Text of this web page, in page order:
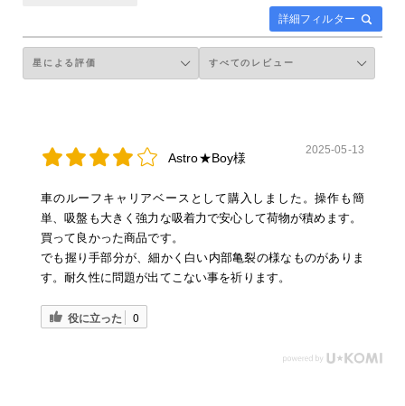
詳細フィルター
Astro★Boy様
2025-05-13
車のルーフキャリアベースとして購入しました。操作も簡
単、吸盤も大きく強力な吸着力で安心して荷物が積めます。
買って良かった商品です。
でも握り手部分が、細かく白い内部亀裂の様なものがありま
す。耐久性に問題が出てこない事を祈ります。
役に立った 0